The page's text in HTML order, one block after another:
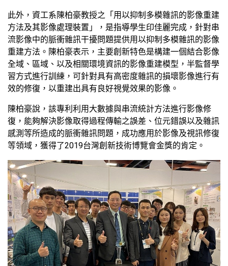
此外，資工系陳柏豪教授之「用以抑制多模雜訊的影像重建
方法及其影像處理裝置」，是指導學生印佳麗完成，針對串
流影像中的脈衝雜訊干擾問題提供用以抑制多模雜訊的影像
重建方法。陳柏豪表示，主要創新特色是構建一個結合影像
全域、區域、以及相關環境資訊的影像重建模型，半監督學
習方式進行訓練，可針對具有高密度雜訊的損壞影像進行有
效的修復，以重建出具有良好視覺效果的影像。
陳柏豪說，該專利利用大數據與串流統計方法進行影像修
復，能夠解決影像取得過程傳輸之誤差、位元錯誤以及雜訊
感測等所造成的脈衝雜訊問題，成功應用於影像及視訊修復
等領域，獲得了2019台灣創新技術博覽會金獎的肯定。